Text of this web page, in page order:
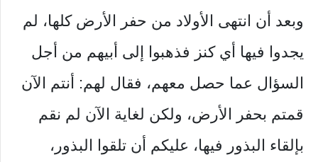
وبعد أن انتهى الأولاد من حفر الأرض كلها، لم
يجدوا فيها أي كنز فذهبوا إلى أبيهم من أجل
السؤال عما حصل معهم، فقال لهم: أنتم الآن
قمتم بحفر الأرض، ولكن لغاية الآن لم نقم
بإلقاء البذور فيها، عليكم أن تلقوا البذور،